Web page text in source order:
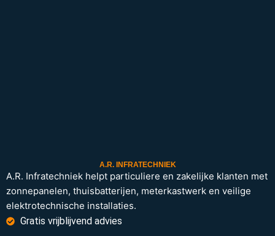
A.R. INFRATECHNIEK
A.R. Infratechniek helpt particuliere en zakelijke klanten met
zonnepanelen, thuisbatterijen, meterkastwerk en veilige
elektrotechnische installaties.
Gratis vrijblijvend advies